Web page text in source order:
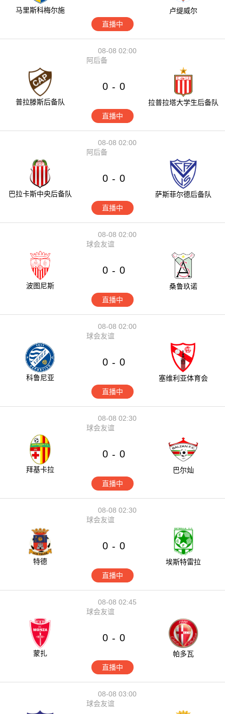
马里斯科梅尔施
卢缇威尔
直播中
08-08 02:00
阿后备
普拉滕斯后备队
0 - 0
拉普拉塔大学生后备队
直播中
08-08 02:00
阿后备
巴拉卡斯中央后备队
0 - 0
萨斯菲尔德后备队
直播中
08-08 02:00
球会友谊
波图尼斯
0 - 0
桑鲁玖诺
直播中
08-08 02:00
球会友谊
科鲁尼亚
0 - 0
塞维利亚体育会
直播中
08-08 02:30
球会友谊
拜基卡拉
0 - 0
巴尔灿
直播中
08-08 02:30
球会友谊
特德
0 - 0
埃斯特雷拉
直播中
08-08 02:45
球会友谊
蒙扎
0 - 0
帕多瓦
直播中
08-08 03:00
球会友谊